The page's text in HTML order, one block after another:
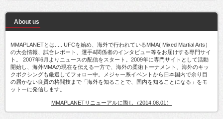
About us
MMAPLANETとは..... UFCを始め、海外で行われているMMA( Mixed Martial Arts）
の大会情報、試合レポート、選手&関係者のインタビュー等をお届けする専門サイ
ト。 2007年6月よりニュースの配信をスタート。2009年に専門サイトとして活動
開始し、海外MMAの現在を伝える一方で、海外の柔術トーナメント、海外のキッ
クボクシングも厳選してフォロー中。メジャー系イベントから日本国内で余り目
の届かない良質の格闘技まで「海外を知ることで、国内を知ることになる」をモ
ットーに発信します。
MMAPLANETリニューアルに際し（2014.08.01）